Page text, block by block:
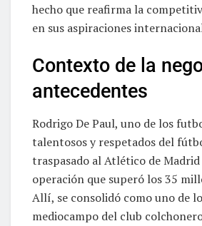
hecho que reafirma la
en sus aspiraciones
Contexto de la
antecedentes
Rodrigo De Paul, uno de los
talentosos y respetados del
traspasado al Atlético de
operación que superó los 35
Allí, se consolidó como uno de
mediocampo del club